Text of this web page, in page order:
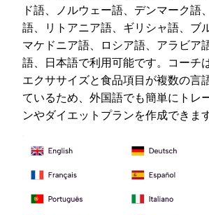
ド語、ノルウェー語、デンマーク語
語、リトアニア語、ギリシャ語、ブ
マケドニア語、ロシア語、アラビア
語、日本語で利用可能です。コーチ
エクササイズと食品項目が複数の言
ているため、外国語でも簡単にトレ
ンやダイエットプランを作成できます